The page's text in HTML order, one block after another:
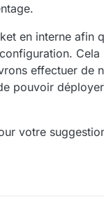
en interne afin
Cela
effectuer de
pouvoir
votre